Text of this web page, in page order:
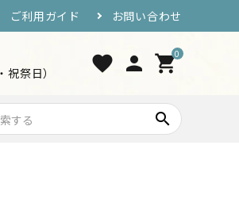
ご利用ガイド お問い合わせ
祭日） favorite person 0
shopping_cart
search